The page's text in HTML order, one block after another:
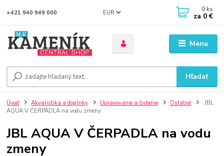
Menu
EUR
Hľadať
+421 940 949 000 0 ks
za 0 €
Úvod Akvaristika a doplnky Upravovanie a čistenie Ostatné
JBL
AQUA V ČERPADLA na vodu zmeny
JBL AQUA V ČERPADLA na vodu
zmeny